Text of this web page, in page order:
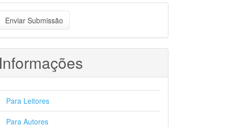
Enviar Submissão
Para Leitores
Para Autores